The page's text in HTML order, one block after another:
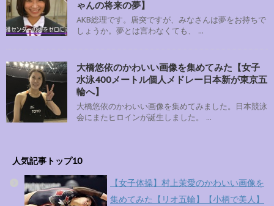
ゃんの将来の夢】
AKB総理です。唐突ですが、みなさんは夢をお持ちで
しょうか。夢とは言わなくても、 ...
大橋悠依のかわいい画像を集めてみた【女子
水泳400メートル個人メドレー日本新が東京五
輪へ】
大橋悠依のかわいい画像を集めてみました。日本競泳
会にまたヒロインが誕生しました。 ...
人気記事トップ10
【女子体操】村上茉愛のかわいい画像を
集めてみた【リオ五輪】【小柄で美人】